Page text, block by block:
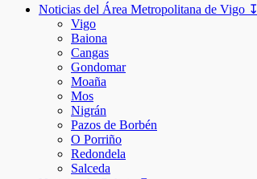
Noticias del Área Metropolitana de Vigo ↧
Vigo
Baiona
Cangas
Gondomar
Moaña
Mos
Nigrán
Pazos de Borbén
O Porriño
Redondela
Salceda